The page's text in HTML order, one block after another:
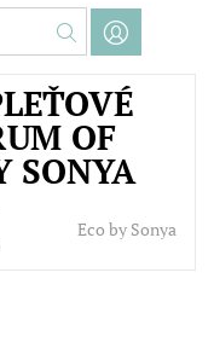
OF
SONYA
Eco by Sonya